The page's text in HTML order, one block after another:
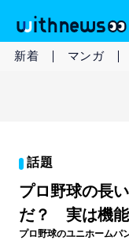
新着 マンガ
話題
プロ野球の長
だ？ 実は機能
プロ野球のユニホームパ